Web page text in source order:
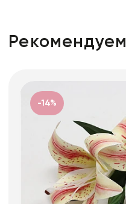
Рекомендуем
-14%